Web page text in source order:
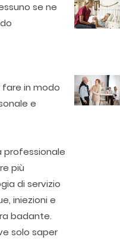
se ne
in modo
e
professionale
più
di servizio
iniezioni e
badante.
solo saper